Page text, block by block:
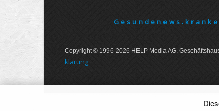
Copyright © 1996-2026 HELP Media AG,
klärung